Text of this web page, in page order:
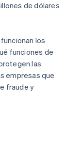
de dólares
los
funciones de
las
empresas que
fraude y